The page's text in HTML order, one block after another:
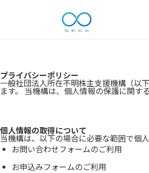
プライバシーポリシー
一般社団法人所在不明株主支援機構（以
ます。 当機構は、個人情報の保護に関す
個人情報の取得について
当機構は、以下の場合に必要な範囲で個
お問い合わせフォームのご利用
お申込みフォームのご利用